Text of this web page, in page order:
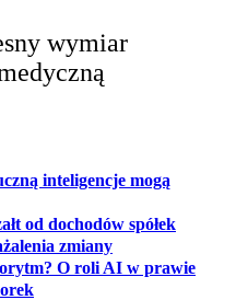
wymiar
inteligencje mogą
się w nowej karcie
od dochodów spółekotwiera
zmianyotwiera się w
O roli AI w prawie
otwiera się w nowej karcie